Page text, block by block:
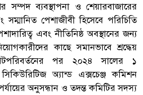
সম্পদ ব্যবস্থাপনা ও শেয়ারবাজারের
পেশাজীবী হিসেবে পরিচিতি
এবং নীতিনিষ্ঠ অবস্থানের জন্য
কাছে সমানভাবে শ্রদ্ধেয়
পর ২০২৪ সালের ১
সিকিউরিটিজ অ্যান্ড এক্সচেঞ্জ কমিশন
অনুসন্ধান ও তদন্ত কমিটির সদস্য